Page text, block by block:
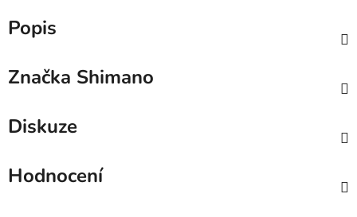
Popis
Značka Shimano
Diskuze
Hodnocení